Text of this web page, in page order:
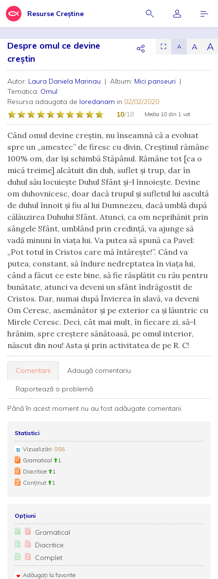
Resurse Creștine
Despre omul ce devine
creștin
⛶ A A A
Autor: Laura Daniela Marinau | Album: Mici panseuri |
Tematica: Omul
Resursa adaugata de loredanam in 02/02/2020
10/10 Media 10 din 1 vot
Când omul devine creștin, nu înseamnă că a evoluat
spre un „amestec” de firesc cu divin, Creștinul rămâne
100% om, dar își schimbă Stăpânul. Rămâne tot [ca o
mică treime] alcătuit din duh, suflet și trup, dar în
duhul său locuiește Duhul Sfânt și-l înnoiește. Devine
om duhovnicesc, doar dacă trupul și sufletul lui ascultă
de duhul înnoit și fiu al lui Dumnezeu, dacă umblă după
călăuzirea Duhului Sfânt. Atunci, ca om neprihănit prin
sângele Sfânt, umblând prin credință, va ajunge să
vadă minuni în viața lui. Va putea să spună ca Pavel:
„Pot totul în Cristos care mă întărește!”. Când va
putea, constant, să îndure nedreptatea în viața lui,
când a făcut ce este bine, să fie răsplătit cu rău pentru
bunătate, atunci va deveni un sfânt îndrăgostit de
Cristos. Dar, numai după Învierea în slavă, va deveni
Om Ceresc, asemănător și pe exterior ca și lăuntric cu
Mirele Ceresc. Deci, cât mai mult, în fiecare zi, să-l
hrănim, spre creștere sănătoasă, pe omul interior,
născut din nou! Asta și prin activitatea de pe R. C!
Comentarii Adaugă comentariu
Raportează o problemă
Până în acest moment nu au fost adăugate comentarii.
Statistici
Vizualizări: 856
Gramatical
1
Diacritice
1
Conținut
1
Opțiuni
Gramatical
Diacritice
Complet
Adăugați la favorite